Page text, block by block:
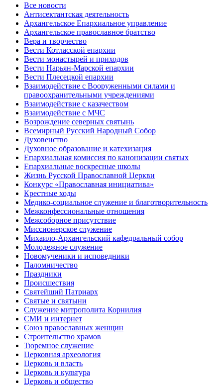
Все новости
Антисектантская деятельность
Архангельское Епархиальное управление
Архангельское православное братство
Вера и творчество
Вести Котласской епархии
Вести монастырей и приходов
Вести Нарьян-Марской епархии
Вести Плесецкой епархии
Взаимодействие с Вооруженными силами и
правоохранительными учреждениями
Взаимодействие с казачеством
Взаимодействие с МЧС
Возрождение северных святынь
Всемирный Русский Народный Собор
Духовенство
Духовное образование и катехизация
Епархиальная комиссия по канонизации святых
Епархиальные воскресные школы
Жизнь Русской Православной Церкви
Конкурс «Православная инициатива»
Крестные ходы
Медико-социальное служение и благотворительность
Межконфессиональные отношения
Межсоборное присутствие
Миссионерское служение
Михаило-Архангельский кафедральный собор
Молодежное служение
Новомученики и исповедники
Паломничество
Праздники
Происшествия
Святейший Патриарх
Святые и святыни
Служение митрополита Корнилия
СМИ и интернет
Союз православных женщин
Строительство храмов
Тюремное служение
Церковная археология
Церковь и власть
Церковь и культура
Церковь и общество